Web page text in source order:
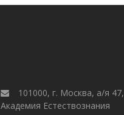
101000, г. Москва, а/я 47,
Академия Естествознания